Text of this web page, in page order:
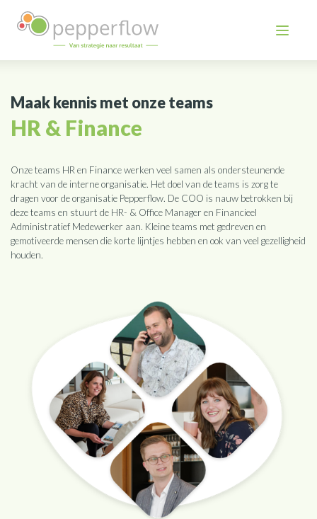
Maak kennis met onze teams
HR & Finance
Onze teams HR en Finance werken veel samen als ondersteunende
kracht van de interne organisatie. Het doel van de teams is zorg te
dragen voor de organisatie Pepperflow. De COO is nauw betrokken bij
deze teams en stuurt de HR- & Office Manager en Financieel
Administratief Medewerker aan. Kleine teams met gedreven en
gemotiveerde mensen die korte lijntjes hebben en ook van veel gezelligheid
houden.